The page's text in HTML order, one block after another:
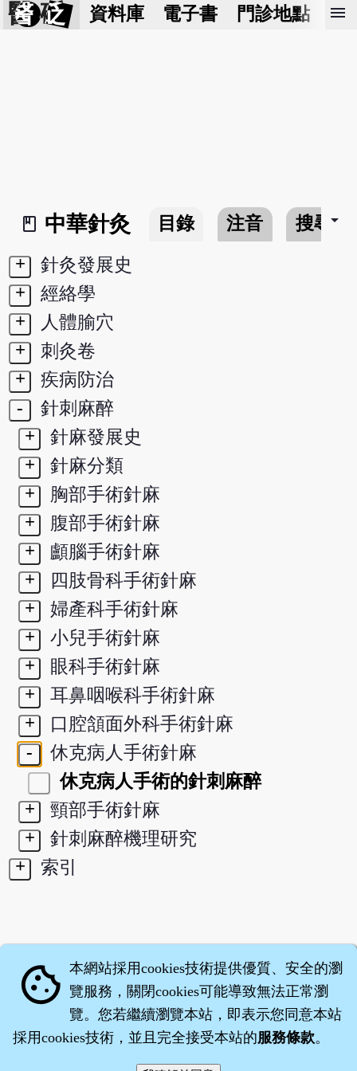
醫 砭 資料庫 電子書 門診地點 預
menu
book_2
中華針灸 目錄 注音 搜尋arrow_drop_down
+
針灸發展史
+
經絡學
+
人體腧穴
+
刺灸卷
+
疾病防治
-
針刺麻醉
+
針麻發展史
+
針麻分類
+
胸部手術針麻
+
腹部手術針麻
+
顱腦手術針麻
+
四肢骨科手術針麻
+
婦產科手術針麻
+
小兒手術針麻
+
眼科手術針麻
+
耳鼻咽喉科手術針麻
+
口腔頷面外科手術針麻
-
休克病人手術針麻
休克病人手術的針刺麻醉
+
頸部手術針麻
+
針刺麻醉機理研究
+
索引
cookie 本網站採用cookies技術提供優質、安全的瀏
覽服務，關閉cookies可能導致無法正常瀏
覽。您若繼續瀏覽本站，即表示您同意本站
採用cookies技術，並且完全接受本站的服務條款。